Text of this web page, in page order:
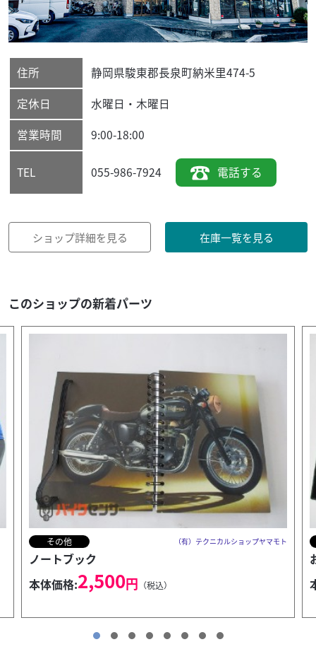
住所 静岡県駿東郡長泉町納米里474-5
定休日
水曜日・木曜日
営業時間
9:00-18:00
TEL 055-986-7924 電話する
ショップ詳細を見る 在庫一覧を見る
このショップの新着パーツ
その他 （有）テクニカルショップヤマモト
お財布
本体価格:6,000円（税込）